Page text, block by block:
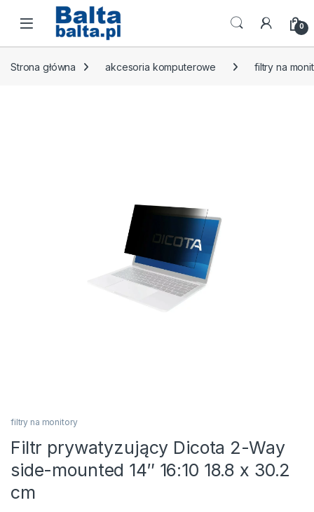
Skip to navigation
Skip to content
Open 0
Strona główna akcesoria komputerowe filtry na
filtry na monitory
Filtr prywatyzujący Dicota 2-Way
side-mounted 14″ 16:10 18.8 x 30.2
cm